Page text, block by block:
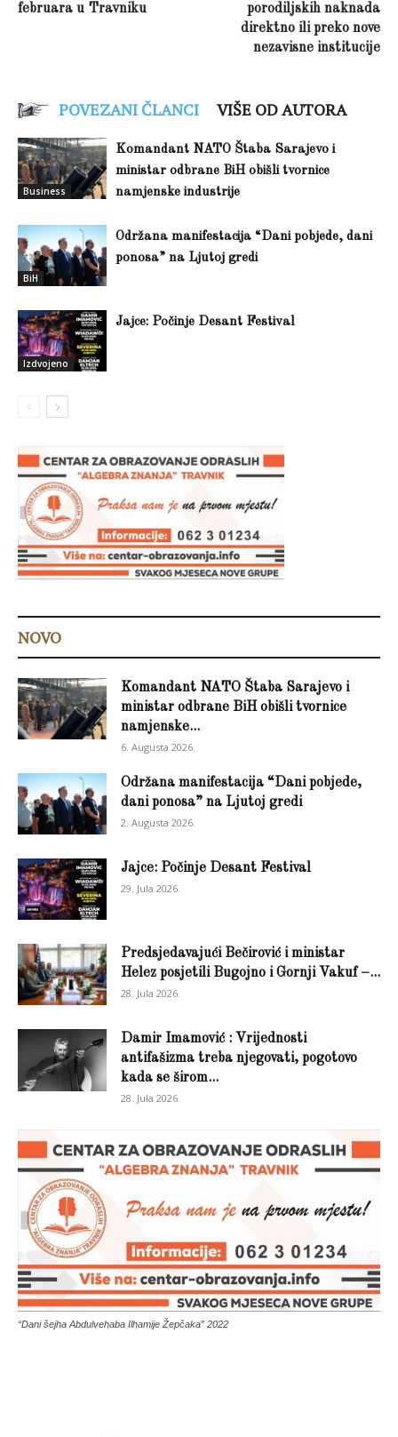
februara u Travniku
porodiljskih naknada
direktno ili preko nove
nezavisne institucije
POVEZANI ČLANCI VIŠE OD AUTORA
Business
Komandant NATO Štaba Sarajevo i
ministar odbrane BiH obišli tvornice
namjenske industrije
BiH
Održana manifestacija “Dani pobjede, dani
ponosa” na Ljutoj gredi
Izdvojeno
Jajce: Počinje Desant Festival
NOVO
Komandant NATO Štaba Sarajevo i
ministar odbrane BiH obišli tvornice
namjenske...
6. Augusta 2026.
Održana manifestacija “Dani pobjede,
dani ponosa” na Ljutoj gredi
2. Augusta 2026.
Jajce: Počinje Desant Festival
29. Jula 2026.
Predsjedavajući Bečirović i ministar
Helez posjetili Bugojno i Gornji Vakuf –...
28. Jula 2026.
Damir Imamović : Vrijednosti
antifašizma treba njegovati, pogotovo
kada se širom...
28. Jula 2026.
“Dani šejha Abdulvehaba Ilhamije Žepčaka” 2022